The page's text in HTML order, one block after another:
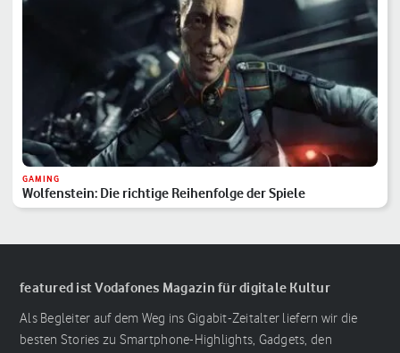
GAMING
Wolfenstein: Die richtige Reihenfolge der Spiele
featured ist Vodafones Magazin für digitale Kultur
Als Begleiter auf dem Weg ins Gigabit-Zeitalter liefern wir die
besten Stories zu Smartphone-Highlights, Gadgets, den